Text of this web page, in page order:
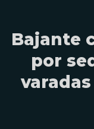
Bajante
por